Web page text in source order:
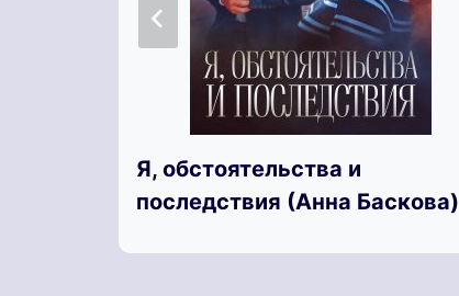
Я, обстоятельства и
последствия (Анна Баскова)